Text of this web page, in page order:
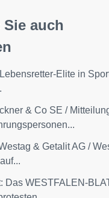
auch
Elite in
& Co SE /
& Getalit AG /
Das WESTFALEN-